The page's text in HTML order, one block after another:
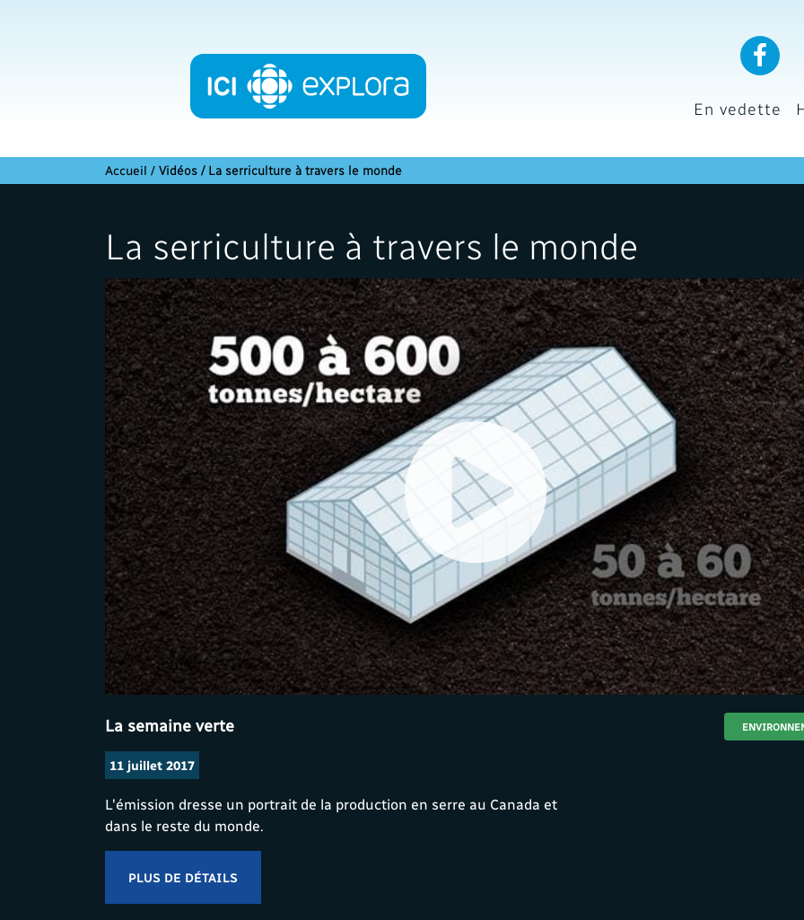
En vedette
Accueil / Vidéos / La serriculture à travers le monde
La serriculture à travers le monde
La semaine verte
11 juillet 2017
L'émission dresse un portrait de la production en serre au Canada et
dans le reste du monde.
PLUS DE DÉTAILS